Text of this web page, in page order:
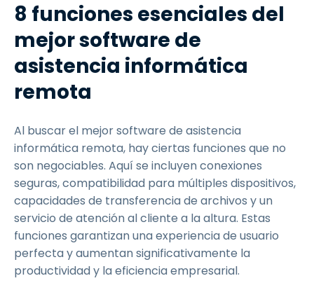
8 funciones esenciales del
mejor software de
asistencia informática
remota
Al buscar el mejor software de asistencia
informática remota, hay ciertas funciones que no
son negociables. Aquí se incluyen conexiones
seguras, compatibilidad para múltiples dispositivos,
capacidades de transferencia de archivos y un
servicio de atención al cliente a la altura. Estas
funciones garantizan una experiencia de usuario
perfecta y aumentan significativamente la
productividad y la eficiencia empresarial.